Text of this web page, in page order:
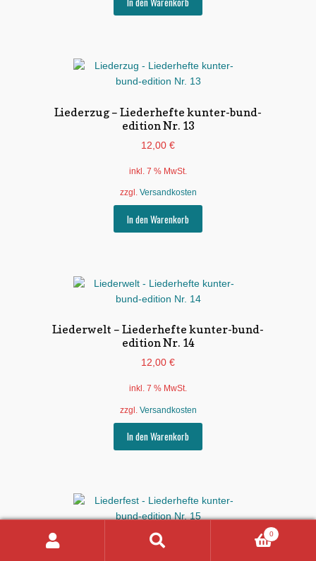
Liederzug – Liederhefte kunter-bund-
edition Nr. 13
12,00 €
inkl. 7 % MwSt.
zzgl. Versandkosten
In den Warenkorb
Liederwelt – Liederhefte kunter-bund-
edition Nr. 14
12,00 €
inkl. 7 % MwSt.
zzgl. Versandkosten
In den Warenkorb
Liederfest – Liederhefte kunter-bund-
0